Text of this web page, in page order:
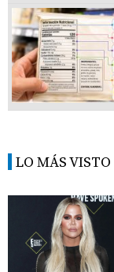
LO MÁS VISTO